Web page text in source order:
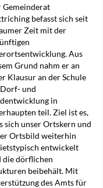
Gemeinderat
befasst sich seit
Zeit mit der
Aus
Grund nahm er an
Klausur an der Schule
und
in
teil. Ziel ist es,
sich unser Ortskern und
Ortsbild weiterhin
entwickelt
die dörflichen
beibehält. Mit
des Amts für